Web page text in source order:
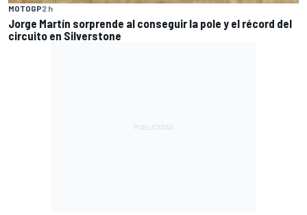
MOTOGP2 h
Jorge Martín sorprende al conseguir la pole y el récord del
circuito en Silverstone